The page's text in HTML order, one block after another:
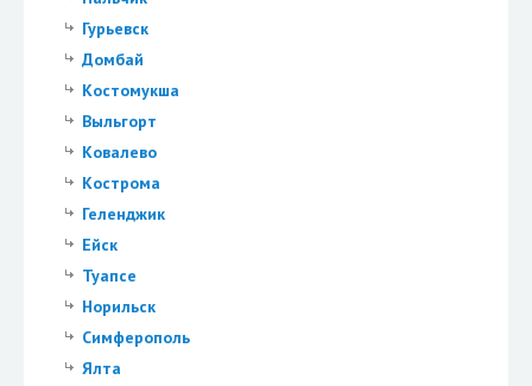
Гурьевск
Домбай
Костомукша
Выльгорт
Ковалево
Кострома
Геленджик
Ейск
Туапсе
Норильск
Симферополь
Ялта